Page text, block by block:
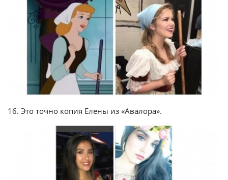
16. Это точно копия Елены из «Авалора».